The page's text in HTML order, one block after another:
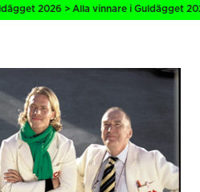
2026 > Alla vinnare i Guldägget